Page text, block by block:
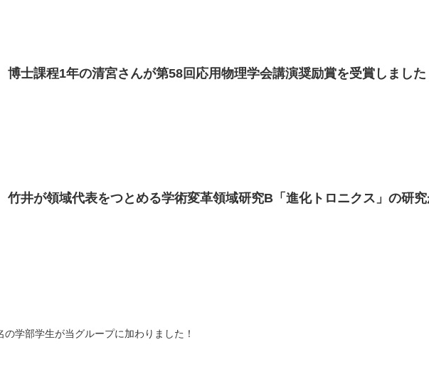
博士課程1年の清宮さんが第58回応用物理学会講演奨励賞を受賞しました
竹井が領域代表をつとめる学術変革領域研究B「進化トロニクス」の研究
の学部学生が当グループに加わりました！